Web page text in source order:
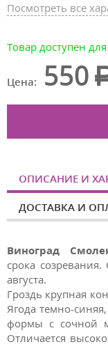
Посмотреть все
Товар доступен
Цена: 550
ОПИСАНИЕ И
ДОСТАВКА И
Виноград
срока
августа.
Гроздь крупная
Ягода темно-
формы с сочной
Отличается